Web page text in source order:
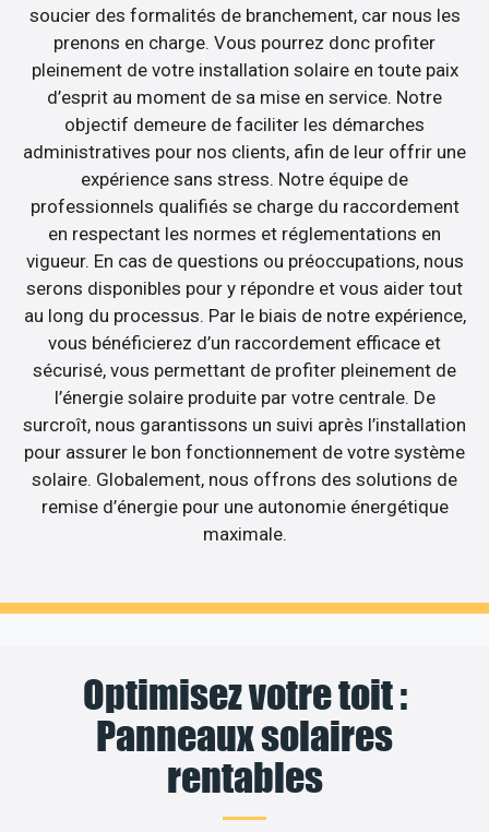
soucier des formalités de branchement, car nous les
prenons en charge. Vous pourrez donc profiter
pleinement de votre installation solaire en toute paix
d’esprit au moment de sa mise en service. Notre
objectif demeure de faciliter les démarches
administratives pour nos clients, afin de leur offrir une
expérience sans stress. Notre équipe de
professionnels qualifiés se charge du raccordement
en respectant les normes et réglementations en
vigueur. En cas de questions ou préoccupations, nous
serons disponibles pour y répondre et vous aider tout
au long du processus. Par le biais de notre expérience,
vous bénéficierez d’un raccordement efficace et
sécurisé, vous permettant de profiter pleinement de
l’énergie solaire produite par votre centrale. De
surcroît, nous garantissons un suivi après l’installation
pour assurer le bon fonctionnement de votre système
solaire. Globalement, nous offrons des solutions de
remise d’énergie pour une autonomie énergétique
maximale.
Optimisez votre toit :
Panneaux solaires
rentables